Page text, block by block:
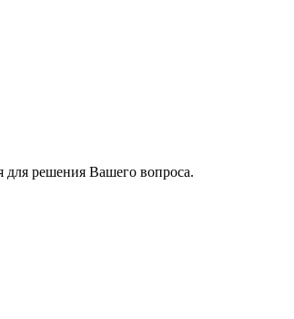
решения Вашего вопроса.